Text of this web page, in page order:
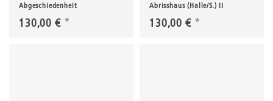
Abgeschiedenheit
130,00 € *
Abrisshaus (Halle/S.) II
130,00 € *